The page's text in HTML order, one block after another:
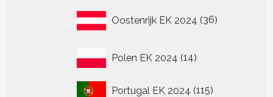
Oostenrijk EK 2024 36
producten
Polen EK 2024 1414
Portugal EK 2024 115115